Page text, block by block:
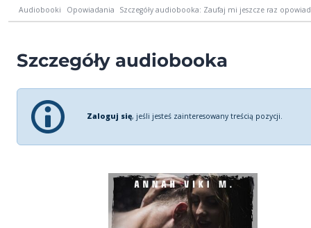
Audiobooki Opowiadania Szczegóły audiobooka: Zaufaj mi jeszcze raz
Szczegóły audiobooka
Zaloguj się, jeśli jesteś zainteresowany treścią pozycji.